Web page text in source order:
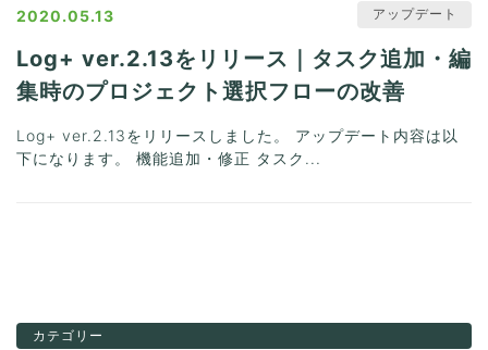
2020.05.13 アップデート
Log+ ver.2.13をリリース｜タスク追加・編
集時のプロジェクト選択フローの改善
Log+ ver.2.13をリリースしました。 アップデート内容は以
下になります。 機能追加・修正 タスク...
カテゴリー